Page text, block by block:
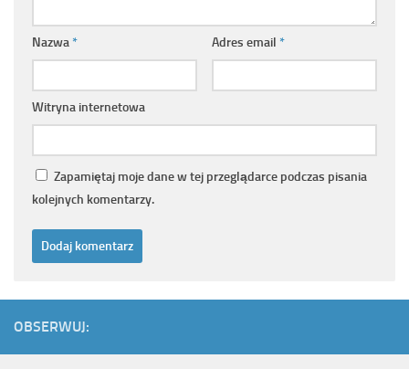
Nazwa* Adres email *
Witryna internetowa
Zapamiętaj moje dane w tej przeglądarce podczas pisania
kolejnych komentarzy.
OBSERWUJ: